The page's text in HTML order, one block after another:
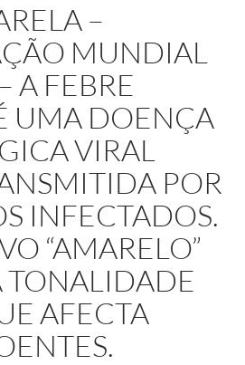
–
MUNDIAL
A FEBRE
UMA DOENÇA
VIRAL
POR
INFECTADOS.
“AMARELO”
TONALIDADE
AFECTA